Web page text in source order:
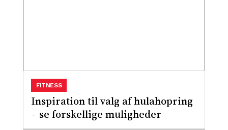
Inspiration til valg af hulahopring
– se forskellige muligheder
FITNESS